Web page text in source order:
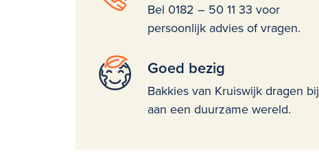
Bel 0182 – 50 11 33 voor
persoonlijk advies of vragen.
Goed bezig
Bakkies van Kruiswijk dragen bij
aan een duurzame wereld.